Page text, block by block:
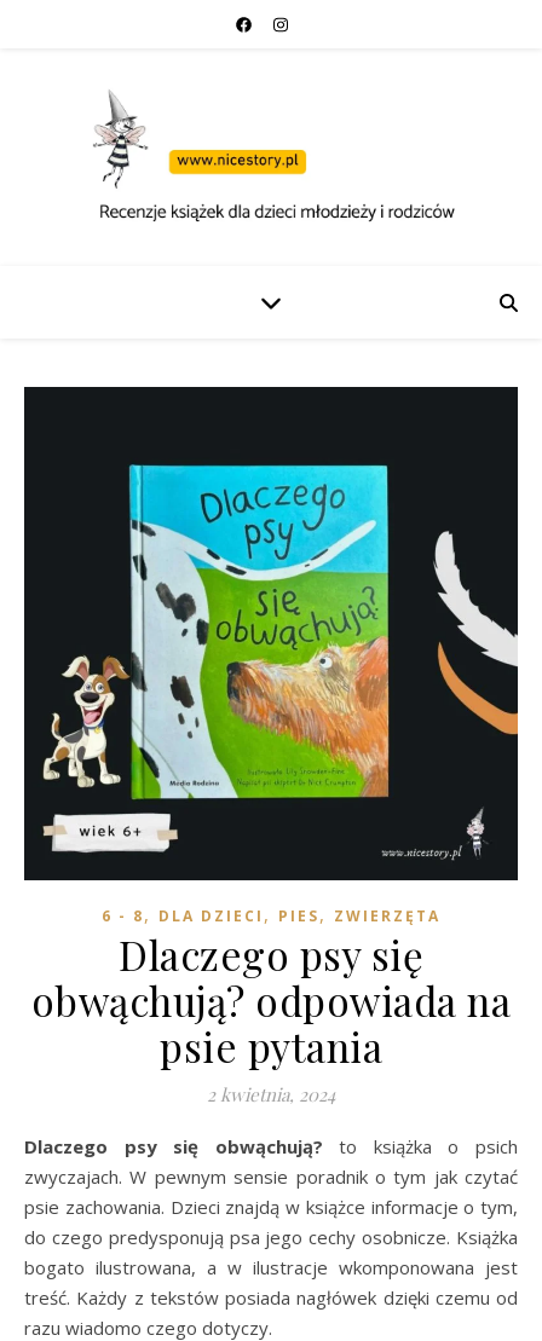
6 - 8, DLA DZIECI , PIES, ZWIERZĘTA
Dlaczego psy się
obwąchują? odpowiada na
psie pytania
2 kwietnia, 2024
Dlaczego psy się obwąchują? to książka o psich
zwyczajach. W pewnym sensie poradnik o tym jak czytać
psie zachowania. Dzieci znajdą w książce informacje o tym,
do czego predysponują psa jego cechy osobnicze. Książka
bogato ilustrowana, a w ilustracje wkomponowana jest
treść. Każdy z tekstów posiada nagłówek dzięki czemu od
razu wiadomo czego dotyczy.